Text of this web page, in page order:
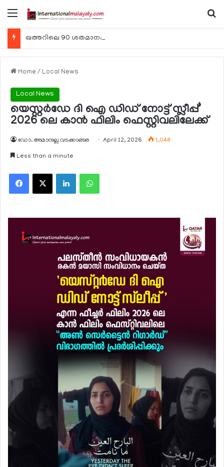
Menu
Home / Local News
Local News
യെസ്റ്റര്‍ഡേ ദി ഐ ഡിഡ് നോട്ട് സ്ലീപ്പ്’
2026 ലെ കാന്‍ ഫിലിം ഫെസ്റ്റിവലിലേക്ക്
ഡോ. അമാനുല്ല വടക്കാങ്ങര April 12, 2026 1,048
Less than a minute
Facebook
X LinkedInWhatsApp